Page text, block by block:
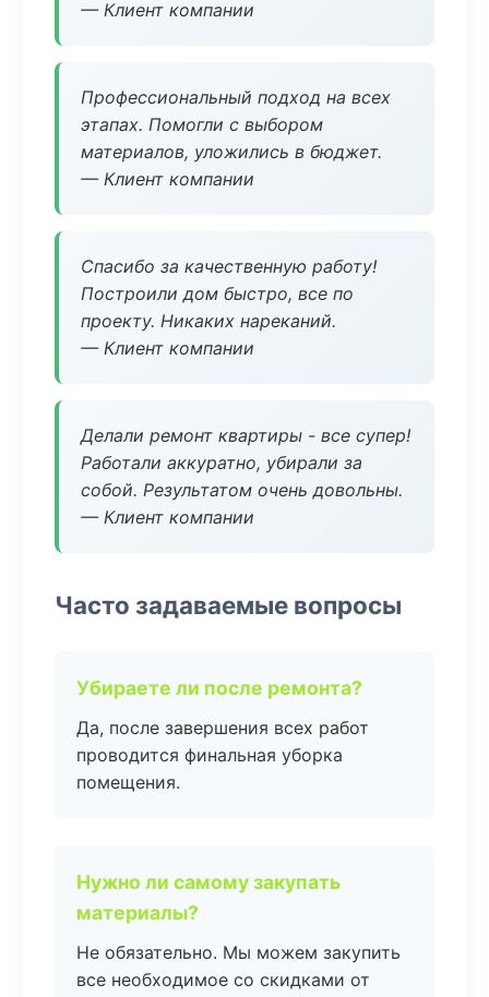
— Клиент компании
Профессиональный подход на всех
этапах. Помогли с выбором
материалов, уложились в бюджет.
— Клиент компании
Спасибо за качественную работу!
Построили дом быстро, все по
проекту. Никаких нареканий.
— Клиент компании
Делали ремонт квартиры - все супер!
Работали аккуратно, убирали за
собой. Результатом очень довольны.
— Клиент компании
Часто задаваемые вопросы
Убираете ли после ремонта?
Да, после завершения всех работ
проводится финальная уборка
помещения.
Нужно ли самому закупать
материалы?
Не обязательно. Мы можем закупить
все необходимое со скидками от